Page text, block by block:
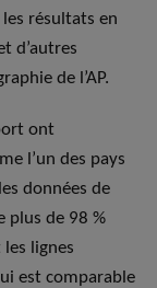
résultats en
d’autres
de l’AP.
ont
l’un des pays
données de
plus de 98 %
lignes
est comparable